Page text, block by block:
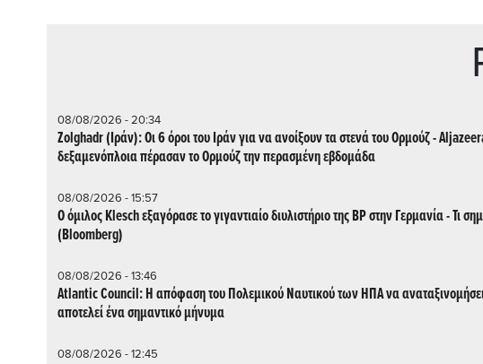
08/08/2026 - 20:34
Zolghadr (Ιράν): Οι 6 όροι του Ιράν για να ανοίξουν τα στενά του Ορμούζ -
δεξαμενόπλοια πέρασαν το Ορμούζ την περασμένη εβδομάδα
08/08/2026 - 15:57
Ο όμιλος Klesch εξαγόρασε το γιγαντιαίο διυλιστήριο της BP στην Γερμανία - Τι
(Βloomberg)
08/08/2026 - 13:46
Atlantic Council: Η απόφαση του Πολεμικού Ναυτικού των ΗΠΑ να
αποτελεί ένα σημαντικό μήνυμα
08/08/2026 - 12:45